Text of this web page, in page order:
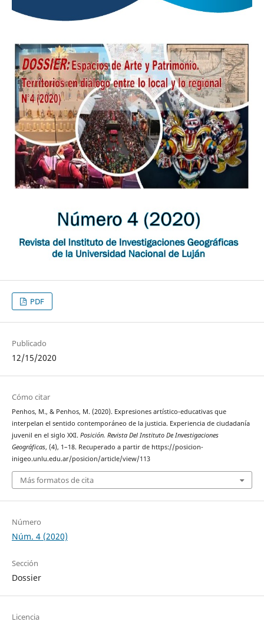
PDF
Publicado
12/15/2020
Cómo citar
Penhos, M., & Penhos, M. (2020). Expresiones artístico-educativas que
interpelan el sentido contemporáneo de la justicia. Experiencia de ciudadanía
juvenil en el siglo XXI. Posición. Revista Del Instituto De Investigaciones
Geográficas, (4), 1–18. Recuperado a partir de https://posicion-
inigeo.unlu.edu.ar/posicion/article/view/113
Más formatos de cita
Número
Núm. 4 (2020)
Sección
Dossier
Licencia